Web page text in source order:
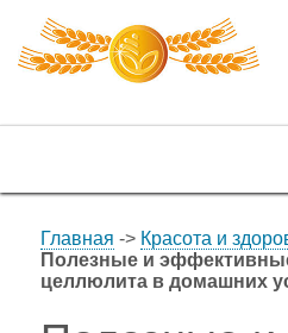
Главная -> Красота и
Полезные и
целлюлита в домашних